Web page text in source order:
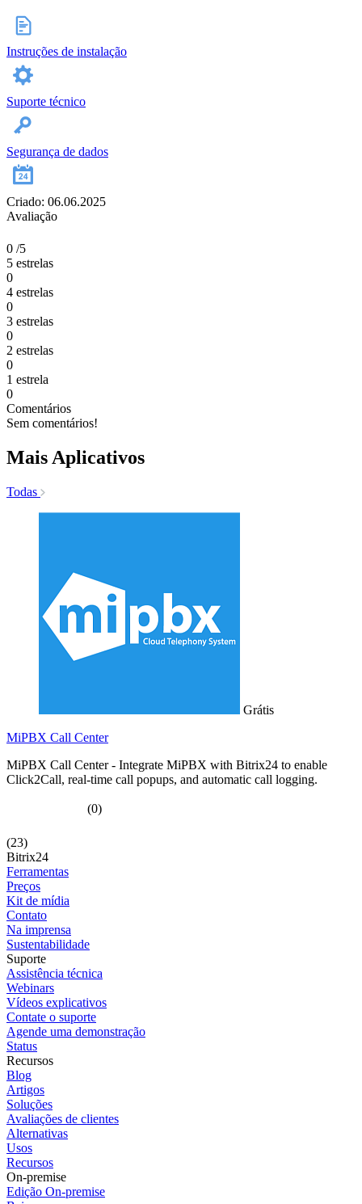
Instruções de instalação
Suporte técnico
Segurança de dados
Criado: 06.06.2025
Avaliação
0 /5
5 estrelas
0
4 estrelas
0
3 estrelas
0
2 estrelas
0
1 estrela
0
Comentários
Sem comentários!
Mais Aplicativos
Todas
Grátis
MiPBX Call Center
MiPBX Call Center - Integrate MiPBX with Bitrix24 to enable
Click2Call, real-time call popups, and automatic call logging.
(0)
(23)
Bitrix24
Ferramentas
Preços
Kit de mídia
Contato
Na imprensa
Sustentabilidade
Suporte
Assistência técnica
Webinars
Vídeos explicativos
Contate o suporte
Agende uma demonstração
Status
Recursos
Blog
Artigos
Soluções
Avaliações de clientes
Alternativas
Usos
Recursos
On-premise
Edição On-premise